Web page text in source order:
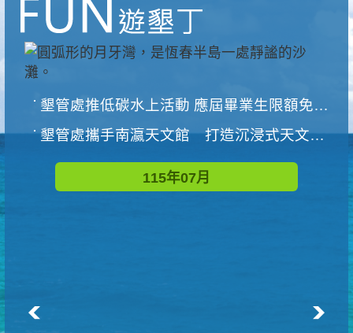
墾管處推低碳水上活動 應屆畢業生限額免費參加
墾管處攜手南瀛天文館 打造沉浸式天文探索營隊
115年07月